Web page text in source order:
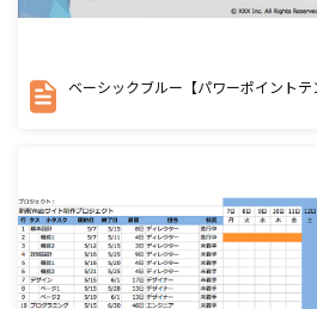
ベーシックブルー【パワーポイントテ